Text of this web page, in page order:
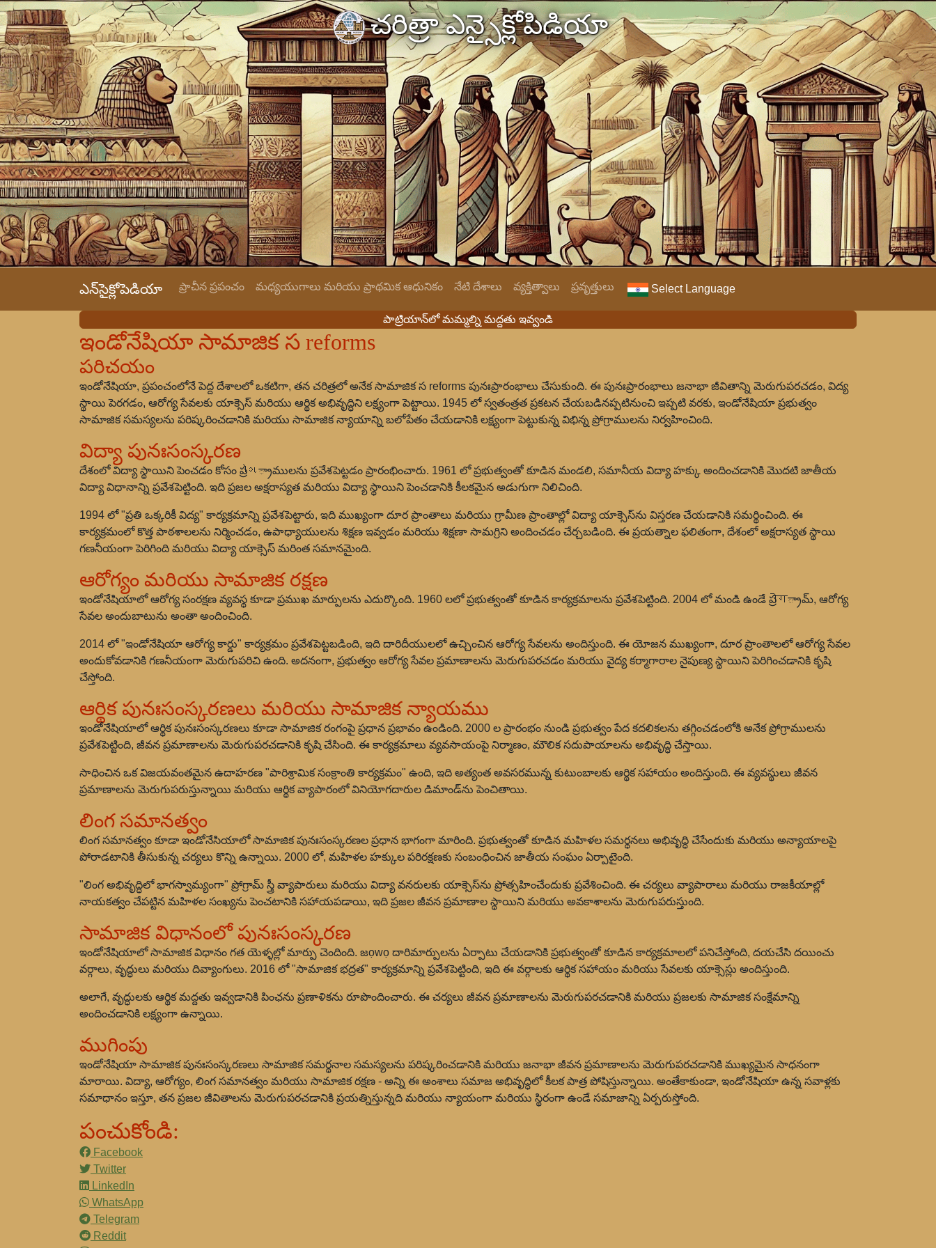
చరిత్రా ఎన్సైక్లోపిడియా
ఎన్‌సైక్లోపెడియా ప్రాచీన ప్రపంచం మధ్యయుగాలు మరియు ప్రాథమిక ఆధునికం నేటి దేశాలు వ్యక్తిత్వాలు ప్రవృత్తులు Select Language
పాట్రియాన్‌లో మమ్మల్ని మద్దతు ఇవ్వండి
ఇండోనేషియా సామాజిక స reforms
పరిచయం
ఇండోనేషియా, ప్రపంచంలోనే పెద్ద దేశాలలో ఒకటిగా, తన చరిత్రలో అనేక సామాజిక స reforms పునఃప్రారంభాలు చేసుకుంది. ఈ పునఃప్రారంభాలు జనాభా జీవితాన్ని మెరుగుపరచడం, విద్య
స్థాయి పెరగడం, ఆరోగ్య సేవలకు యాక్సెస్ మరియు ఆర్థిక అభివృద్ధిని లక్ష్యంగా పెట్టాయి. 1945 లో స్వతంత్రత ప్ర‌క‌ట‌న చేయబడినప్పటినుంచి ఇప్పటి వరకు, ఇండోనేషియా ప్రభుత్వం
సామాజిక సమస్యలను పరిష్కరించడానికి మరియు సామాజిక న్యాయాన్ని బలోపేతం చేయడానికి లక్ష్యంగా పెట్టుకున్న విభిన్న ప్రోగ్రాములను నిర్వహించింది.
విద్యా పునఃసంస్కరణ
దేశంలో విద్యా స్థాయిని పెంచడం కోసం ప్రોગ్రాములను ప్రవేశపెట్టడం ప్రారంభించారు. 1961 లో ప్రభుత్వంతో కూడిన మండలి, సమానీయ విద్యా హక్కు అందించడానికి మొదటి జాతీయ
విద్యా విధానాన్ని ప్రవేశపెట్టింది. ఇది ప్రజల అక్షరాస్యత మరియు విద్యా స్థాయిని పెంచడానికి కీలకమైన అడుగుగా నిలిచింది.
1994 లో "ప్రతి ఒక్కరికీ విద్య" కార్యక్రమాన్ని ప్రవేశపెట్టారు, ఇది ముఖ్యంగా దూర ప్రాంతాలు మరియు గ్రామీణ ప్రాంతాల్లో విద్యా యాక్సెస్‌ను విస్తరణ చేయడానికి సమర్థించింది. ఈ
కార్యక్రమంలో కొత్త పాఠశాలలను నిర్మించడం, ఉపాధ్యాయులను శిక్షణ ఇవ్వడం మరియు శిక్షణా సామగ్రిని అందించడం చేర్చబడింది. ఈ ప్రయత్నాల ఫలితంగా, దేశంలో అక్షరాస్యత స్థాయి
గణనీయంగా పెరిగింది మరియు విద్యా యాక్సెస్ మరింత సమానమైంది.
ఆరోగ్యం మరియు సామాజిక రక్షణ
ఇండోనేషియాలో ఆరోగ్య సంరక్షణ వ్యవస్థ కూడా ప్రముఖ మార్పులను ఎదుర్కొంది. 1960 లలో ప్రభుత్వంతో కూడిన కార్యక్రమాలను ప్రవేశపెట్టింది. 2004 లో మండి ఉండే ప్రोग్రామ్, ఆరోగ్య
సేవల అందుబాటును అంతా అందించింది.
2014 లో "ఇండోనేషియా ఆరోగ్య కార్డు" కార్యక్రమం ప్రవేశపెట్టబడింది, ఇది దారిదీయులలో ఉచ్చించిన ఆరోగ్య సేవలను అందిస్తుంది. ఈ యోజన ముఖ్యంగా, దూర ప్రాంతాలలో ఆరోగ్య సేవల
అందుకోవడానికి గణనీయంగా మెరుగుపరిచి ఉంది. అదనంగా, ప్రభుత్వం ఆరోగ్య సేవల ప్రమాణాలను మెరుగుపరచడం మరియు వైద్య కర్మాగారాల నైపుణ్య స్థాయిని పెరిగించడానికి కృషి
చేస్తోంది.
ఆర్థిక పునఃసంస్కరణలు మరియు సామాజిక న్యాయము
ఇండోనేషియాలో ఆర్థిక పునఃసంస్కరణలు కూడా సామాజిక రంగంపై ప్రధాన ప్రభావం ఉండింది. 2000 ల ప్రారంభం నుండి ప్రభుత్వం పేద కదలికలను తగ్గించడంలోకి అనేక ప్రోగ్రాములను
ప్రవేశపెట్టింది, జీవన ప్రమాణాలను మెరుగుపరచడానికి కృషి చేసింది. ఈ కార్యక్రమాలు వ్యవసాయంపై నిర్మాణం, మౌలిక సదుపాయాలను అభివృద్ధి చేస్తాయి.
సాధించిన ఒక విజయవంతమైన ఉదాహరణ "పారిశ్రామిక సంక్రాంతి కార్యక్రమం" ఉంది, ఇది అత్యంత అవసరమున్న కుటుంబాలకు ఆర్థిక సహాయం అందిస్తుంది. ఈ వ్యవస్థులు జీవన
ప్రమాణాలను మెరుగుపరుస్తున్నాయి మరియు ఆర్థిక వ్యాపారంలో వినియోగదారుల డిమాండ్‌ను పెంచితాయి.
లింగ సమానత్వం
లింగ సమానత్వం కూడా ఇండోనేసియాలో సామాజిక పునఃసంస్కరణల ప్రధాన భాగంగా మారింది. ప్రభుత్వంతో కూడిన మహిళల సమర్థనలు అభివృద్ధి చేసేందుకు మరియు అన్యాయాలపై
పోరాడటానికి తీసుకున్న చర్యలు కొన్ని ఉన్నాయి. 2000 లో, మహిళల హక్కుల పరిరక్షణకు సంబంధించిన జాతీయ సంఘం ఏర్పాటైంది.
"లింగ అభివృద్ధిలో భాగస్వామ్యంగా" ప్రోగ్రామ్ స్త్రీ వ్యాపారులు మరియు విద్యా వనరులకు యాక్సెస్‌ను ప్రోత్సహించేందుకు ప్రవేశించింది. ఈ చర్యలు వ్యాపారాలు మరియు రాజకీయాల్లో
నాయకత్వం చేపట్టిన మహిళల సంఖ్యను పెంచటానికి సహాయపడాయి, ఇది ప్రజల జీవన ప్రమాణాల స్థాయిని మరియు అవకాశాలను మెరుగుపరుస్తుంది.
సామాజిక విధానంలో పునఃసంస్కరణ
ఇండోనేషియాలో సామాజిక విధానం గత యెళ్ళల్లో మార్పు చెందింది. జọwọ దారిమార్పులను ఏర్పాటు చేయడానికి ప్రభుత్వంతో కూడిన కార్యక్రమాలలో పనిచేస్తోంది, దయచేసి దయించు
వర్గాలు, వృద్ధులు మరియు దివ్యాంగులు. 2016 లో "సామాజిక భద్రత" కార్యక్రమాన్ని ప్రవేశపెట్టింది, ఇది ఈ వర్గాలకు ఆర్థిక సహాయం మరియు సేవలకు యాక్సెస్లు అందిస్తుంది.
అలాగే, వృద్ధులకు ఆర్థిక మద్దతు ఇవ్వడానికి పింఛను ప్రణాళికను రూపొందించారు. ఈ చర్యలు జీవన ప్రమాణాలను మెరుగుపరచడానికి మరియు ప్రజలకు సామాజిక సంక్షేమాన్ని
అందించడానికి లక్ష్యంగా ఉన్నాయి.
ముగింపు
ఇండోనేషియా సామాజిక పునఃసంస్కరణలు సామాజిక సమర్థనాల సమస్యలను పరిష్కరించడానికి మరియు జనాభా జీవన ప్రమాణాలను మెరుగుపరచడానికి ముఖ్యమైన సాధనంగా
మారాయి. విద్యా, ఆరోగ్యం, లింగ సమానత్వం మరియు సామాజిక రక్షణ - అన్ని ఈ అంశాలు సమాజ అభివృద్ధిలో కీలక పాత్ర పోషిస్తున్నాయి. అంతేకాకుండా, ఇండోనేషియా ఉన్న సవాళ్లకు
సమాధానం ఇస్తూ, తన ప్రజల జీవితాలను మెరుగుపరచడానికి ప్రయత్నిస్తున్నది మరియు న్యాయంగా మరియు స్థిరంగా ఉండే సమాజాన్ని ఏర్పరుస్తోంది.
పంచుకోండి:
Facebook
Twitter
LinkedIn
WhatsApp
Telegram
Reddit